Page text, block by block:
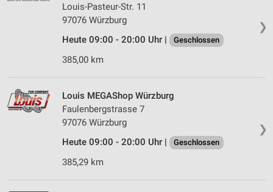
❯
Louis-Pasteur-Str. 11
97076 Würzburg
Heute 09:00 - 20:00 Uhr |
Geschlossen
385,00 km
❯
Louis MEGAShop Würzburg
Faulenbergstrasse 7
97076 Würzburg
Heute 09:00 - 20:00 Uhr |
Geschlossen
385,29 km